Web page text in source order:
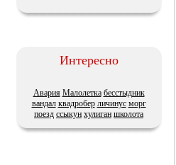
Интересно
Авария Малолетка бесстыдник
вандал квадробер личинус морг
поезд ссыкун хулиган школота